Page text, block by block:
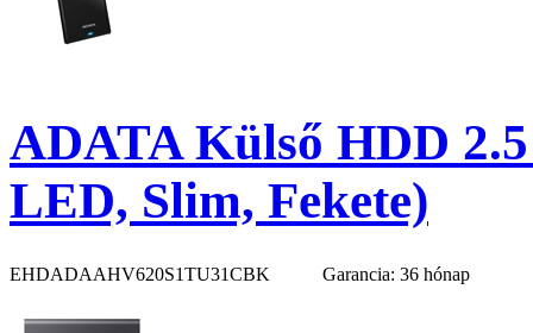
ADATA Külső HDD
LED, Slim, Fekete)
EHDADAAHV620S1TU31CBK Garancia: 36 hónap